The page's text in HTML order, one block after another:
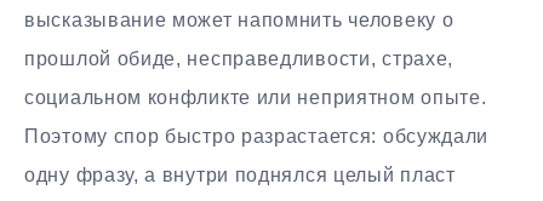
высказывание может напомнить человеку о
прошлой обиде, несправедливости, страхе,
социальном конфликте или неприятном опыте.
Поэтому спор быстро разрастается: обсуждали
одну фразу, а внутри поднялся целый пласт